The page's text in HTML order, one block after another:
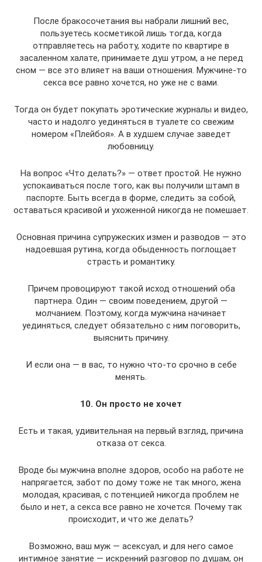
После бракосочетания вы набрали лишний вес,
пользуетесь косметикой лишь тогда, когда
отправляетесь на работу, ходите по квартире в
засаленном халате, принимаете душ утром, а не перед
сном — все это влияет на ваши отношения. Мужчине-то
секса все равно хочется, но уже не с вами.
Тогда он будет покупать эротические журналы и видео,
часто и надолго уединяться в туалете со свежим
номером «Плейбоя». А в худшем случае заведет
любовницу.
На вопрос «Что делать?» — ответ простой. Не нужно
успокаиваться после того, как вы получили штамп в
паспорте. Быть всегда в форме, следить за собой,
оставаться красивой и ухоженной никогда не помешает.
Основная причина супружеских измен и разводов — это
надоевшая рутина, когда обыденность поглощает
страсть и романтику.
Причем провоцируют такой исход отношений оба
партнера. Один — своим поведением, другой —
молчанием. Поэтому, когда мужчина начинает
уединяться, следует обязательно с ним поговорить,
выяснить причину.
И если она — в вас, то нужно что-то срочно в себе
менять.
10. Он просто не хочет
Есть и такая, удивительная на первый взгляд, причина
отказа от секса.
Вроде бы мужчина вполне здоров, особо на работе не
напрягается, забот по дому тоже не так много, жена
молодая, красивая, с потенцией никогда проблем не
было и нет, а секса все равно не хочется. Почему так
происходит, и что же делать?
Возможно, ваш муж — асексуал, и для него самое
интимное занятие — искренний разговор по душам, он